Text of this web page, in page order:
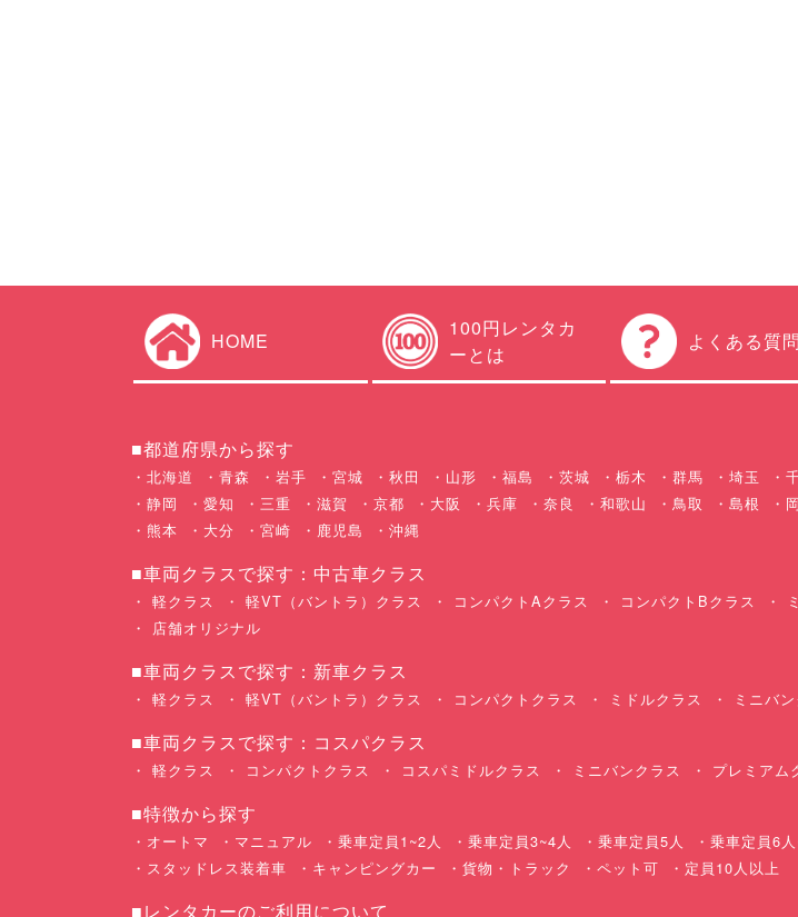
HOME
100円レンタカ
ーとは
よくある質問
■都道府県から探す
北海道 青森 岩手 宮城 秋田 山形 福島 茨城 栃木 群馬 埼玉
静岡
愛知 三重 滋賀 京都 大阪 兵庫 奈良 和歌山 鳥取 島根
熊本
大分 宮崎 鹿児島 沖縄
■車両クラスで探す：中古車クラス
軽クラス 軽VT（バントラ）クラス コンパクトAクラス コンパクトBクラス
店舗オリジナル
■車両クラスで探す：新車クラス
軽クラス 軽VT（バントラ）クラス コンパクトクラス ミドルクラス ミニバ
■車両クラスで探す：コスパクラス
軽クラス コンパクトクラス コスパミドルクラス ミニバンクラス プレミアム
■特徴から探す
オートマ マニュアル 乗車定員1~2人 乗車定員3~4人 乗車定員5人 乗車定員6
スタッドレス装着車
キャンピングカー 貨物・トラック ペット可 定員10人以上
■レンタカーのご利用について